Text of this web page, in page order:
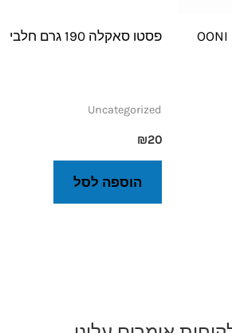
פסטו סאקלה 190 גרם חלבי
Uncategorized
₪20
הוספה לסל